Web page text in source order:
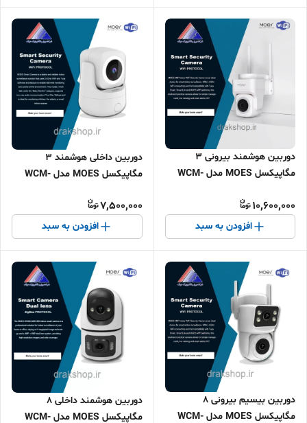
دوربین هوشمند بیرونی 3
مگاپیکسل MOES مدل WCM-
خودکار
10,600,000
افزودن به سبد
دوربین داخلی هوشمند 3
مگاپیکسل MOES مدل WCM-
WIFI)
7,500,000
افزودن به سبد
دوربین بیسیم بیرونی 8
مگاپیکسل MOES مدل WCM-
دوربین هوشمند داخلی 8
مگاپیکسل MOES مدل WCM-